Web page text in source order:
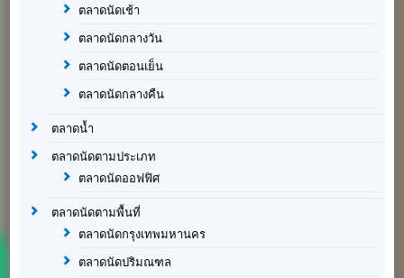
ตลาดนัดเช้า
ตลาดนัดกลางวัน
ตลาดนัดตอนเย็น
ตลาดนัดกลางคืน
ตลาดน้ำ
ตลาดนัดตามประเภท
ตลาดนัดออฟฟิศ
ตลาดนัดตามพื้นที่
ตลาดนัดกรุงเทพมหานคร
ตลาดนัดปริมณฑล